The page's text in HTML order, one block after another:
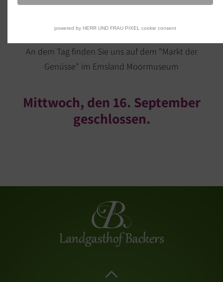
Sonntag, den 13. September
geschlossen.
An dem Tag finden Sie uns auf dem "Markt der
Genüsse" im Emsland Moormuseum
Mittwoch, den 16. September
geschlossen.
powered by HERR UND FRAU PIXEL cookie consent